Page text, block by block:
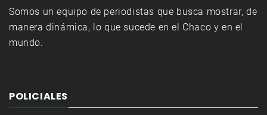
Somos un equipo de periodistas que busca mostrar, de
manera dinámica, lo que sucede en el Chaco y en el
mundo.
POLICIALES